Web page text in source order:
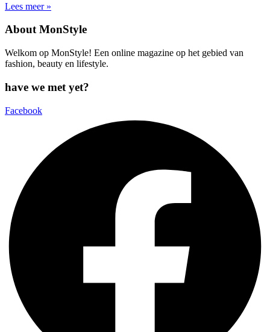
Lees meer »
About MonStyle
Welkom op MonStyle! Een online magazine op het gebied van
fashion, beauty en lifestyle.
have we met yet?
Facebook